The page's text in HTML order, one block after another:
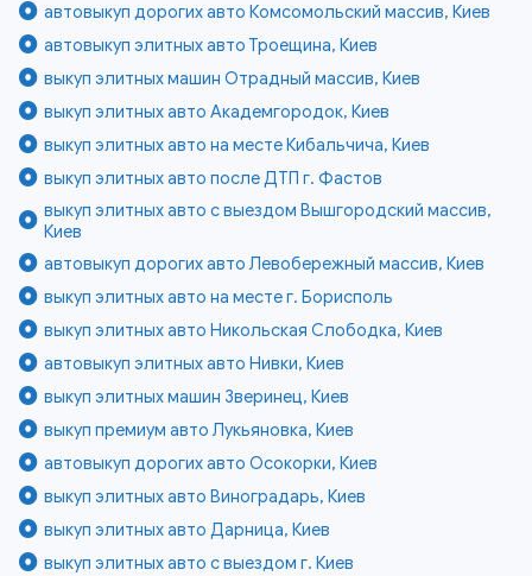
автовыкуп дорогих авто Комсомольский массив, Киев
автовыкуп элитных авто Троещина, Киев
выкуп элитных машин Отрадный массив, Киев
выкуп элитных авто Академгородок, Киев
выкуп элитных авто на месте Кибальчича, Киев
выкуп элитных авто после ДТП г. Фастов
выкуп элитных авто с выездом Вышгородский массив,
Киев
автовыкуп дорогих авто Левобережный массив, Киев
выкуп элитных авто на месте г. Борисполь
выкуп элитных авто Никольская Слободка, Киев
автовыкуп элитных авто Нивки, Киев
выкуп элитных машин Зверинец, Киев
выкуп премиум авто Лукьяновка, Киев
автовыкуп дорогих авто Осокорки, Киев
выкуп элитных авто Виноградарь, Киев
выкуп элитных авто Дарница, Киев
выкуп элитных авто с выездом г. Киев